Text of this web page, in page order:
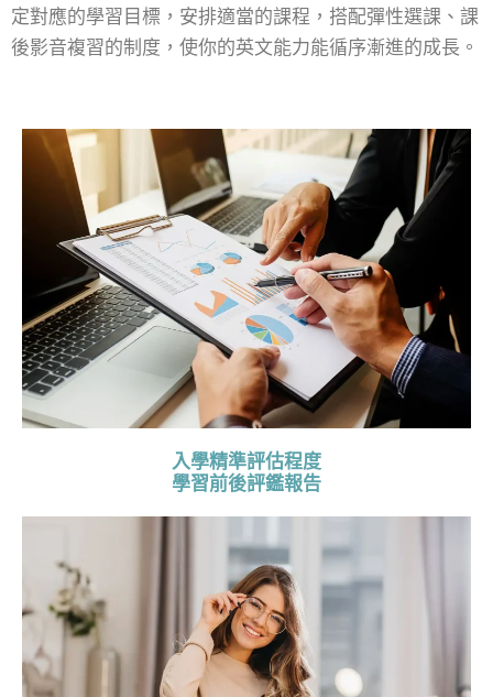
定對應的學習目標，安排適當的課程，搭配彈性選課、課
後影音複習的制度，使你的英文能力能循序漸進的成長。
入學精準評估程度
學習前後評鑑報告